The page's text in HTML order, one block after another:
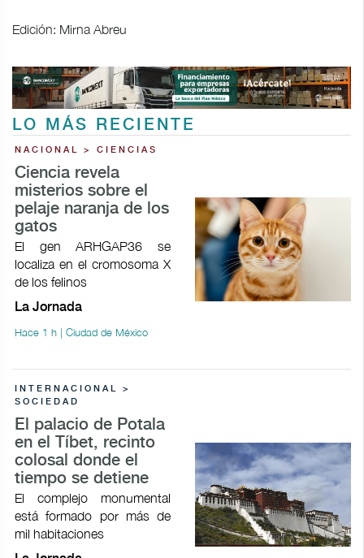
Edición: Mirna Abreu
LO MÁS RECIENTE
NACIONAL > CIENCIAS
Ciencia revela
misterios sobre el
pelaje naranja de los
gatos
El gen ARHGAP36 se
localiza en el cromosoma X
de los felinos
La Jornada
Hace 1 h | Ciudad de México
INTERNACIONAL >
SOCIEDAD
El palacio de Potala
en el Tíbet, recinto
colosal donde el
tiempo se detiene
El complejo monumental
está formado por más de
mil habitaciones